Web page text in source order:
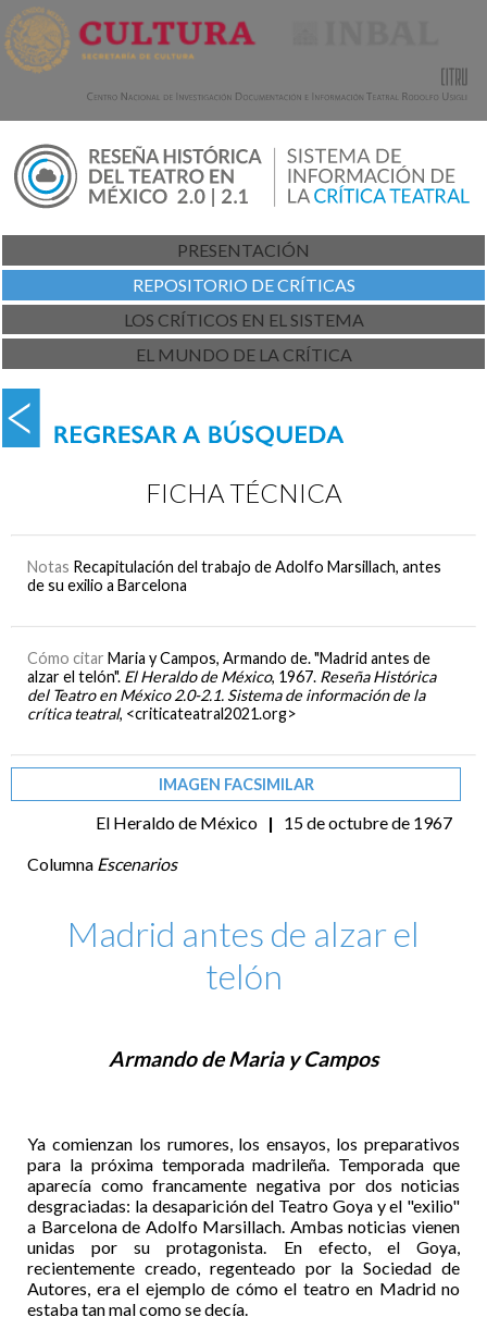
PRESENTACIÓN
REPOSITORIO DE CRÍTICAS
LOS CRÍTICOS EN EL SISTEMA
EL MUNDO DE LA CRÍTICA
FICHA TÉCNICA
Notas Recapitulación del trabajo de Adolfo Marsillach, antes
de su exilio a Barcelona
Cómo citar Maria y Campos, Armando de. "Madrid antes de
alzar el telón". El Heraldo de México, 1967. Reseña Histórica
del Teatro en México 2.0-2.1. Sistema de información de la
crítica teatral, <criticateatral2021.org>
IMAGEN FACSIMILAR
El Heraldo de México |
15 de octubre de 1967
Columna Escenarios
Madrid antes de alzar el
telón
Armando de Maria y Campos
Ya comienzan los rumores, los ensayos, los preparativos
para la próxima temporada madrileña. Temporada que
aparecía como francamente negativa por dos noticias
desgraciadas: la desaparición del Teatro Goya y el "exilio"
a Barcelona de Adolfo Marsillach. Ambas noticias vienen
unidas por su protagonista. En efecto, el Goya,
recientemente creado, regenteado por la Sociedad de
Autores, era el ejemplo de cómo el teatro en Madrid no
estaba tan mal como se decía.